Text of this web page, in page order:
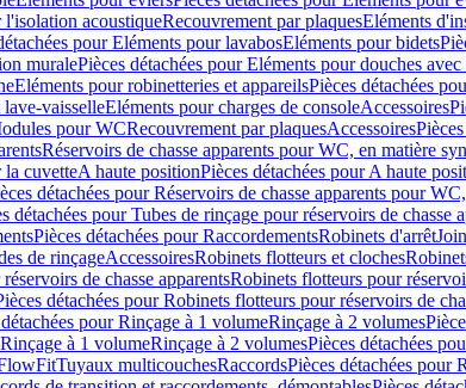
l'isolation acoustiqueRecouvrement par plaquesEléments
pour Eléments pour lavabosEléments pour bidets
muralePièces détachées pour Eléments pour douches
Eléments pour robinetteries et appareilsPièces détachées
lave-vaisselleEléments pour charges de consoleAccessoires
pour WCRecouvrement par plaquesAccessoires
Réservoirs de chasse apparents pour WC, en matière
la cuvetteA haute positionPièces détachées pour A haute
détachées pour Réservoirs de chasse apparents pour
détachées pour Tubes de rinçage pour réservoirs de chasse
Pièces détachées pour RaccordementsRobinets d'arrêt
de rinçageAccessoiresRobinets flotteurs et cloches
de chasse apparentsRobinets flotteurs pour
détachées pour Robinets flotteurs pour réservoirs de
pour Rinçage à 1 volumeRinçage à 2 volumes
à 1 volumeRinçage à 2 volumesPièces détachées
Tuyaux multicouchesRaccordsPièces détachées pour